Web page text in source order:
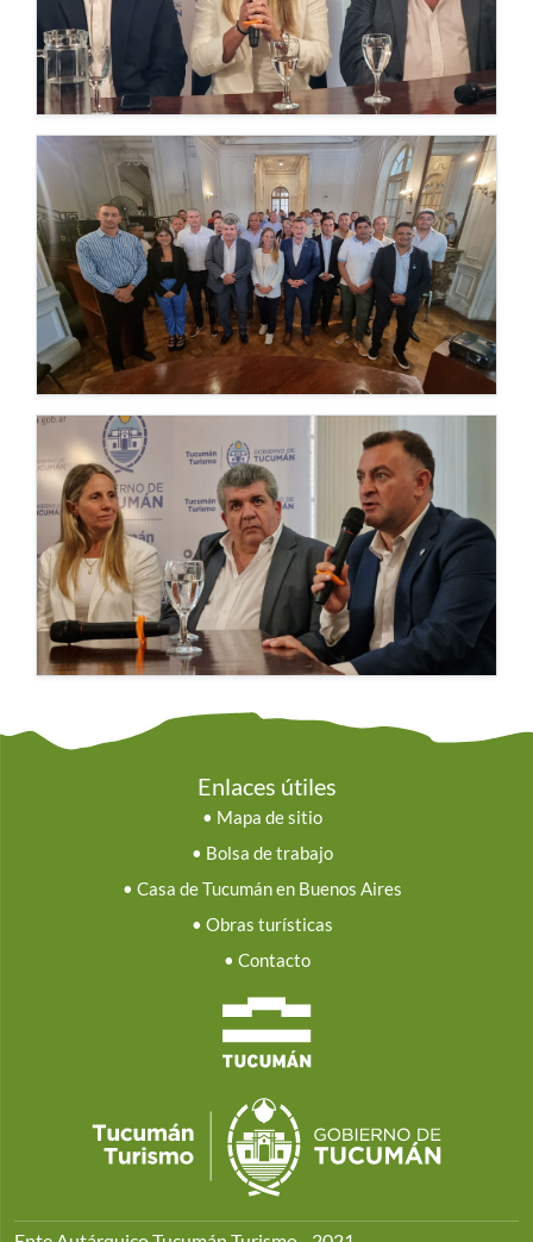
Enlaces útiles
• Mapa de sitio
• Bolsa de trabajo
• Casa de Tucumán en Buenos Aires
• Obras turísticas
• Contacto